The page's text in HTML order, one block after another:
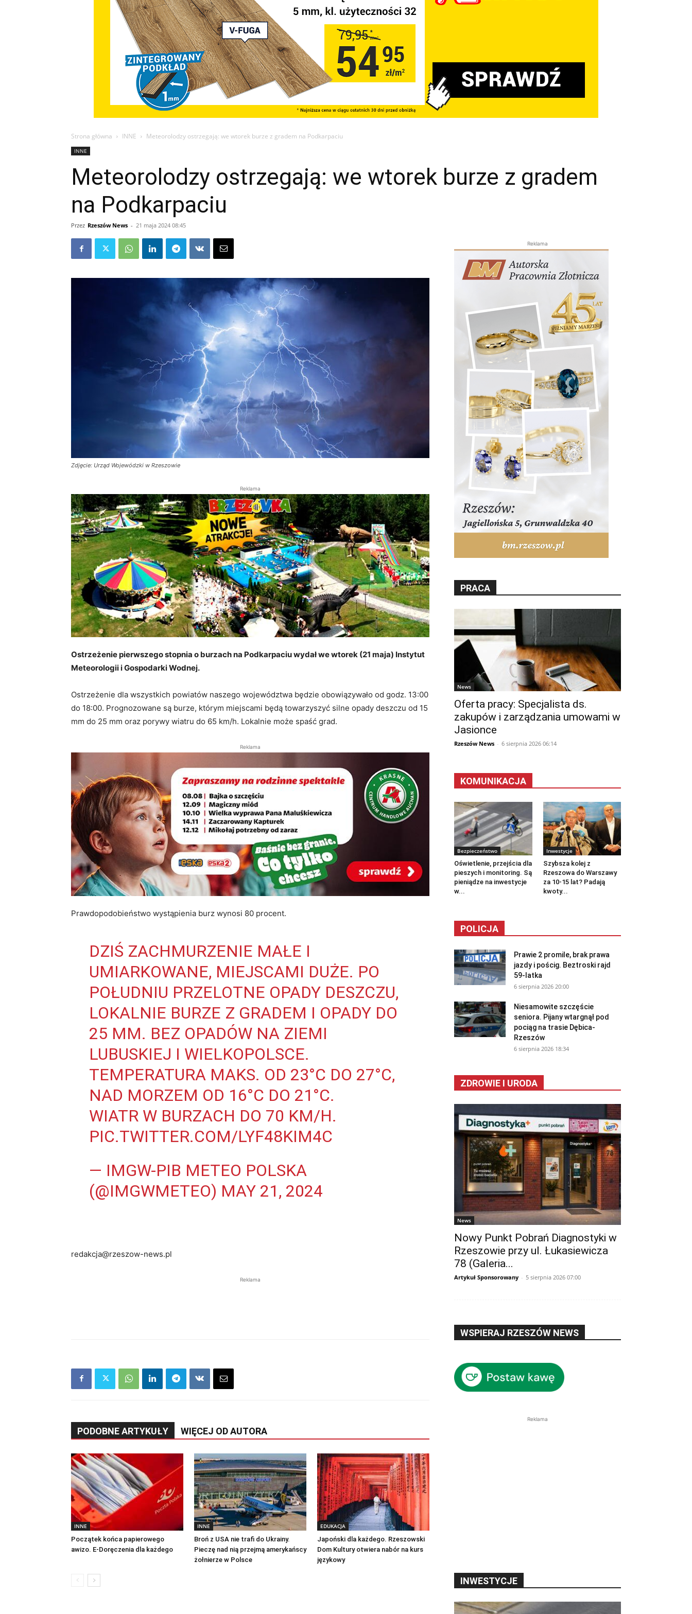
Strona główna INNE Meteorolodzy ostrzegają: we wtorek burze z gradem na Podkarpaciu
INNE
Meteorolodzy ostrzegają: we wtorek burze z gradem
na Podkarpaciu
Przez Rzeszów News - 21 maja 2024 08:45
Zdjęcie: Urząd Wojewódzki w Rzeszowie
Reklama
Ostrzeżenie pierwszego stopnia o burzach na Podkarpaciu wydał we wtorek (21 maja) Instytut
Meteorologii i Gospodarki Wodnej.
Ostrzeżenie dla wszystkich powiatów naszego województwa będzie obowiązywało od godz. 13:00
do 18:00. Prognozowane są burze, którym miejscami będą towarzyszyć silne opady deszczu od 15
mm do 25 mm oraz porywy wiatru do 65 km/h. Lokalnie może spaść grad.
Reklama
Prawdopodobieństwo wystąpienia burz wynosi 80 procent.
DZIŚ ZACHMURZENIE MAŁE I
UMIARKOWANE, MIEJSCAMI DUŻE. PO
POŁUDNIU PRZELOTNE OPADY DESZCZU,
LOKALNIE BURZE Z GRADEM I OPADY DO
25 MM. BEZ OPADÓW NA ZIEMI
LUBUSKIEJ I WIELKOPOLSCE.
TEMPERATURA MAKS. OD 23°C DO 27°C,
NAD MORZEM OD 16°C DO 21°C.
WIATR W BURZACH DO 70 KM/H.
PIC.TWITTER.COM/LYF48KIM4C
— IMGW-PIB METEO POLSKA
(@IMGWMETEO) MAY 21, 2024
redakcja@rzeszow-news.pl
Reklama
PODOBNE ARTYKUŁY WIĘCEJ OD AUTORA
INNE
Początek końca papierowego
awizo. E-Doręczenia dla każdego
INNE
Broń z USA nie trafi do Ukrainy.
Pieczę nad nią przejmą amerykańscy
żołnierze w Polsce
EDUKACJA
Japoński dla każdego. Rzeszowski
Dom Kultury otwiera nabór na kurs
językowy
Reklama
PRACA
News
Oferta pracy: Specjalista ds.
zakupów i zarządzania umowami w
Jasionce
Rzeszów News - 6 sierpnia 2026 06:14
KOMUNIKACJA
Bezpieczeństwo
Oświetlenie, przejścia dla
pieszych i monitoring. Są
pieniądze na inwestycje
w...
Inwestycje
Szybsza kolej z
Rzeszowa do Warszawy
za 10-15 lat? Padają
kwoty...
POLICJA
Prawie 2 promile, brak prawa
jazdy i pościg. Beztroski rajd
59-latka
6 sierpnia 2026 20:00
Niesamowite szczęście
seniora. Pijany wtargnął pod
pociąg na trasie Dębica-
Rzeszów
6 sierpnia 2026 18:34
ZDROWIE I URODA
News
Nowy Punkt Pobrań Diagnostyki w
Rzeszowie przy ul. Łukasiewicza
78 (Galeria...
Artykuł Sponsorowany - 5 sierpnia 2026 07:00
WSPIERAJ RZESZÓW NEWS
Reklama
INWESTYCJE